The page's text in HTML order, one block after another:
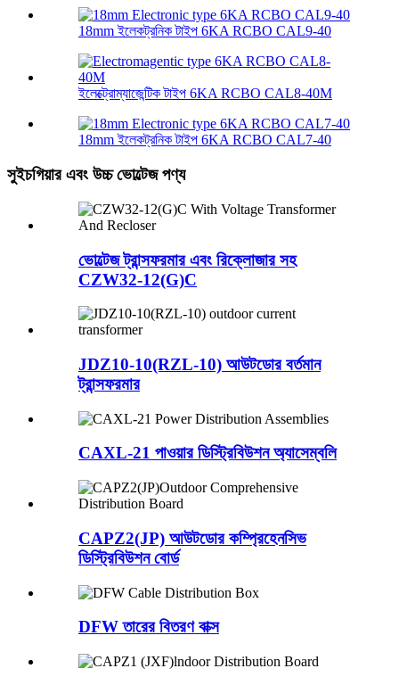
18mm ইলেকট্রনিক টাইপ 6KA RCBO CAL9-40
ইলেক্ট্রোম্যাজেন্টিক টাইপ 6KA RCBO CAL8-40M
18mm ইলেকট্রনিক টাইপ 6KA RCBO CAL7-40
সুইচগিয়ার এবং উচ্চ ভোল্টেজ পণ্য
ভোল্টেজ ট্রান্সফরমার এবং রিক্লোজার সহ
CZW32-12(G)C
JDZ10-10(RZL-10) আউটডোর বর্তমান
ট্রান্সফরমার
CAXL-21 পাওয়ার ডিস্ট্রিবিউশন অ্যাসেম্বলি
CAPZ2(JP) আউটডোর কম্প্রিহেনসিভ
ডিস্ট্রিবিউশন বোর্ড
DFW তারের বিতরণ বাক্স